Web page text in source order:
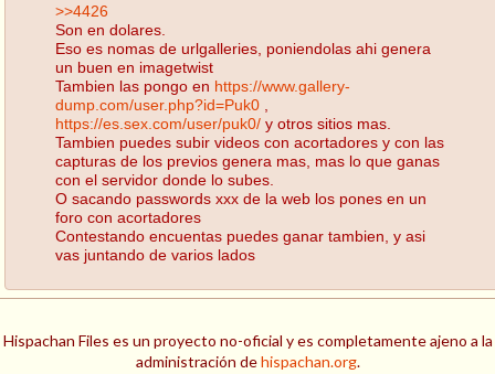
>>4426
Son en dolares.
Eso es nomas de urlgalleries, poniendolas ahi genera
un buen en imagetwist
Tambien las pongo en https://www.gallery-
dump.com/user.php?id=Puk0
https://es.sex.com/user/puk0/ y otros sitios mas.
Tambien puedes subir videos con acortadores y con las
capturas de los previos genera mas, mas lo que ganas
con el servidor donde lo subes.
O sacando passwords xxx de la web los pones en un
foro con acortadores
Contestando encuentas puedes ganar tambien, y asi
vas juntando de varios lados
Hispachan Files es un proyecto no-oficial y es completamente ajeno a la
administración dehispachan.org.